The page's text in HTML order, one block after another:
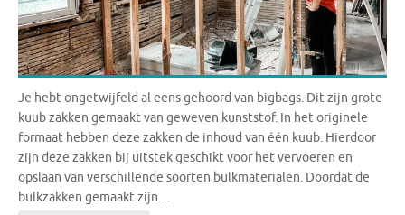
Je hebt ongetwijfeld al eens gehoord van bigbags. Dit zijn grote
kuub zakken gemaakt van geweven kunststof. In het originele
formaat hebben deze zakken de inhoud van één kuub. Hierdoor
zijn deze zakken bij uitstek geschikt voor het vervoeren en
opslaan van verschillende soorten bulkmaterialen. Doordat de
bulkzakken gemaakt zijn…